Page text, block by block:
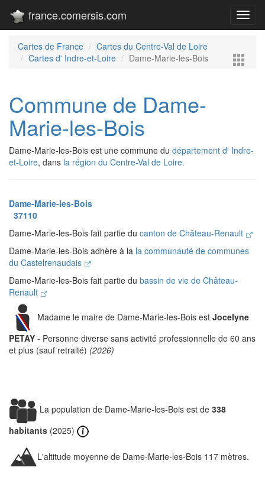
france.comersis.com
Cartes de France
Cartes du Centre-Val de Loire
Cartes d' Indre-et-Loire
Dame-Marie-les-Bois
Commune de Dame-
Marie-les-Bois
Dame-Marie-les-Bois est une commune du département d' Indre-
et-Loire, dans la région du Centre-Val de Loire.
Dame-Marie-les-Bois
37110
Dame-Marie-les-Bois fait partie du canton de Château-Renault
Dame-Marie-les-Bois adhère à la la communauté de communes
du Castelrenaudais
Dame-Marie-les-Bois fait partie du bassin de vie de Château-
Renault
Madame le maire de Dame-Marie-les-Bois est Jocelyne
PETAY - Personne diverse sans activité professionnelle de 60 ans
et plus (sauf retraité) (2026)
La population de Dame-Marie-les-Bois est de 338
habitants (2025)
L'altitude moyenne de Dame-Marie-les-Bois 117 mètres.